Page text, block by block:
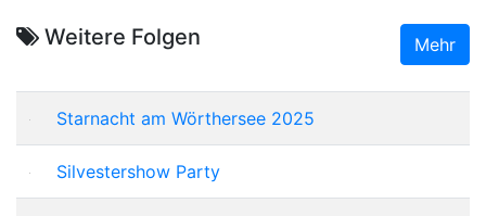
Weitere Folgen Mehr
Starnacht am Wörthersee 2025
Silvestershow Party